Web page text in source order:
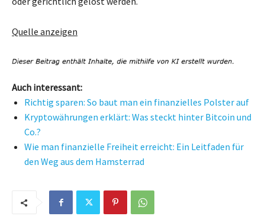
Quelle anzeigen
Auch interessant:
Richtig sparen: So baut man ein finanzielles Polster auf
Kryptowährungen erklärt: Was steckt hinter Bitcoin und
Co.?
Wie man finanzielle Freiheit erreicht: Ein Leitfaden für
den Weg aus dem Hamsterrad